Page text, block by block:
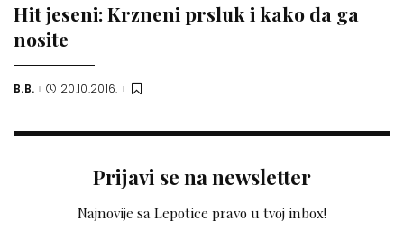
Hit jeseni: Krzneni prsluk i kako da ga
nosite
Posted
B.B. 20.10.2016.
Prijavi se na newsletter
Najnovije sa Lepotice pravo u tvoj inbox!